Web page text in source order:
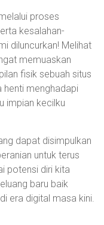
proses
kesalahan-
diluncurkan! Melihat
memuaskan
fisik sebuah situs
henti menghadapi
impian kecilku
dapat disimpulkan
untuk terus
potensi diri kita
baru baik
era digital masa kini.